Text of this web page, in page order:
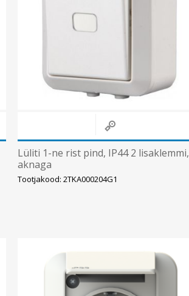
Lüliti 1-ne rist pind, IP44 2 lisaklemmi,
aknaga
Tootjakood: 2TKA000204G1